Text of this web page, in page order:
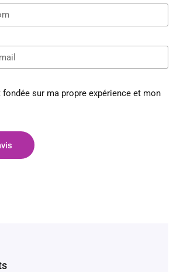
sur ma propre expérience et mon